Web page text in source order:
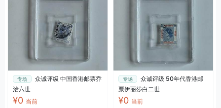
专场
众诚评级 中国香港邮票乔
治六世
¥0 当前
专场
众诚评级 50年代香港邮
票伊丽莎白二世
¥0 当前